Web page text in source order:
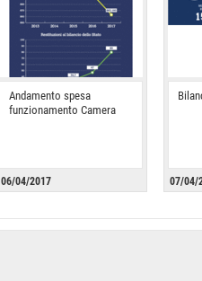
Andamento spesa
funzionamento Camera
06/04/2017 07/04/